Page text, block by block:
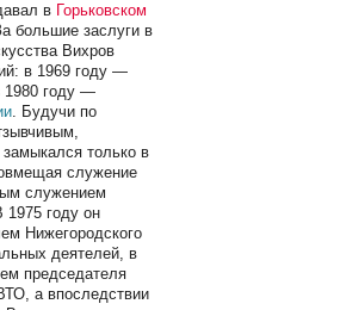
в Горьковском
большие заслуги в
Вихров
в 1969 году —
1980 году —
. Будучи по
только в
служение
служением
1975 году он
Нижегородского
деятелей, в
председателя
а впоследствии